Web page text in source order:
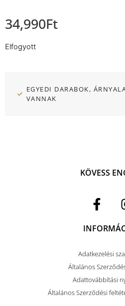
34,990Ft
Elfogyott
EGYEDI DARABOK,
VANNAK
KÖVESS
Adatkezelési
Általános
Adattovábbítási
Általános Szerződési